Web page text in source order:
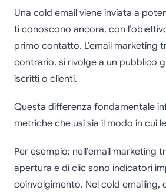
Una cold email viene inviata a
ti conoscono ancora, con
primo contatto. L’email marketing
contrario, si rivolge a un pubblico
iscritti o clienti.
Questa differenza fondamentale
metriche che usi sia il modo in cui
Per esempio: nell’email marketing
apertura e di clic sono indicatori
coinvolgimento. Nel cold emailing,